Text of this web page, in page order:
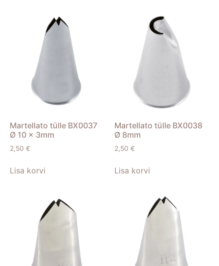
Martellato tülle BX0037
Ø 10 x 3mm
2,50 €
Lisa korvi
Martellato tülle BX0038
Ø 8mm
2,50 €
Lisa korvi